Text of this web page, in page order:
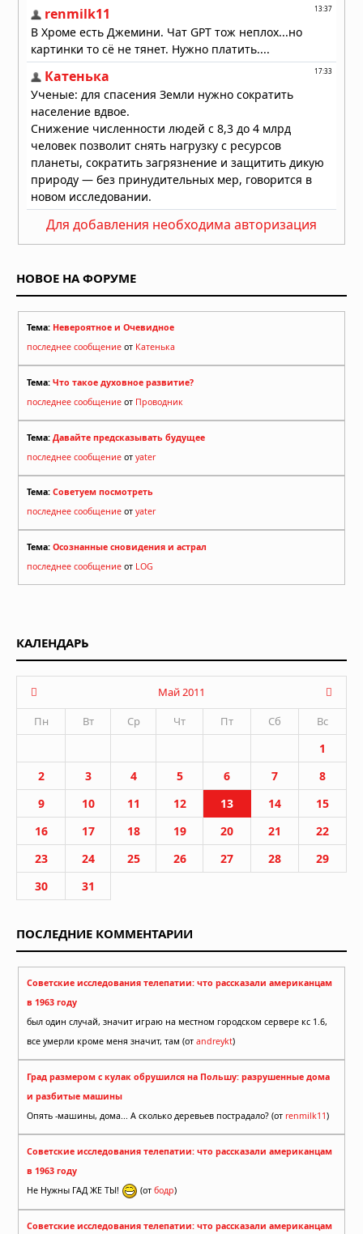
одному пригороду Чикаго дважды
31.07.2026 в 08:20
Для добавления необходима авторизация
НОВОЕ НА ФОРУМЕ
Тема: Невероятное и Очевидное
последнее сообщение от Катенька
Тема: Что такое духовное развитие?
последнее сообщение от Проводник
Тема: Давайте предсказывать будущее
последнее сообщение от yater
Тема: Советуем посмотреть
последнее сообщение от yater
Тема: Осознанные сновидения и астрал
последнее сообщение от LOG
КАЛЕНДАРЬ
Май 2011
Пн
Вт Ср Чт Пт Сб Вс
1
2
3 4 5 6 7
8
9
10 11 12 13 14
15
16
17 18 19 20 21
22
23
24 25 26 27 28
29
30
31
ПОСЛЕДНИЕ КОММЕНТАРИИ
Советские исследования телепатии: что рассказали американцам
в 1963 году
был один случай, значит играю на местном городском сервере кс 1.6,
все умерли кроме меня значит, там (от andreykt)
Град размером с кулак обрушился на Польшу: разрушенные дома
и разбитые машины
Опять -машины, дома... А сколько деревьев пострадало? (от renmilk11)
Советские исследования телепатии: что рассказали американцам
в 1963 году
Не Нужны ГАД ЖЕ ТЫ!
(от бодр)
Советские исследования телепатии: что рассказали американцам